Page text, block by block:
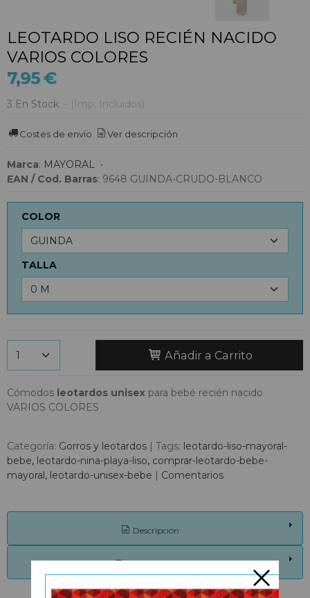
LEOTARDO LISO RECIÉN NACIDO
VARIOS COLORES
7,95 €
3 En Stock - (Imp. Incluidos)
Costes de envío Ver descripción
Marca: MAYORAL •
EAN / Cod. Barras: 9648 GUINDA-CRUDO-BLANCO
COLOR
TALLA
Añadir a Carrito
Cómodos leotardos unisex para bebé recién nacido
VARIOS COLORES
Categoría: Gorros y leotardos | Tags: leotardo-liso-mayoral-
bebe leotardo-nina-playa-liso comprar-leotardo-bebe-
mayoral leotardo-unisex-bebe | Comentarios
Descripción